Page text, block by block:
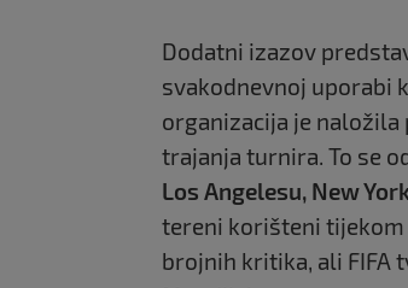
Dodatni izazov
svakodnevnoj uporabi
organizacija je
trajanja turnira. To se
Los Angelesu, New
tereni korišteni
brojnih kritika, ali FIFA